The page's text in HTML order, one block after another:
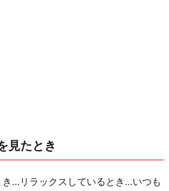
見たとき
…リラックスしているとき…いつも